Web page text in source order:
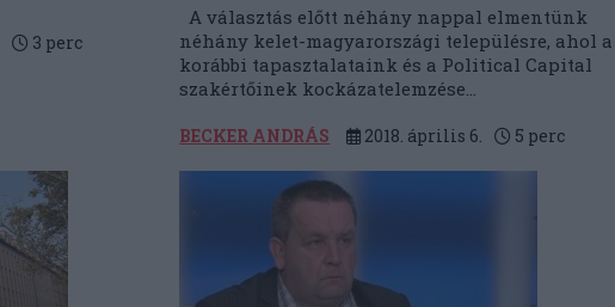
3 perc
A választás előtt néhány nappal elmentünk
néhány kelet-magyarországi településre, ahol a
korábbi tapasztalataink és a Political Capital
szakértőinek kockázatelemzése...
BECKER ANDRÁS 2018. április 6. 5 perc